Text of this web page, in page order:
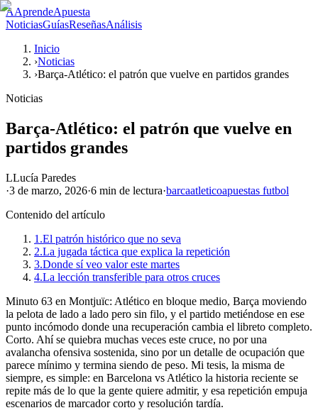
AAprendeApuesta
NoticiasGuíasReseñasAnálisis
Inicio
›Noticias
›Barça-Atlético: el patrón que vuelve en partidos grandes
Noticias
Barça-Atlético: el patrón que vuelve en
partidos grandes
LLucía Paredes
·3 de marzo, 2026·6 min de lectura·barcaatleticoapuestas futbol
Contenido del artículo
1.El patrón histórico que no seva
2.La jugada táctica que explica la repetición
3.Donde sí veo valor este martes
4.La lección transferible para otros cruces
Minuto 63 en Montjuïc: Atlético en bloque medio, Barça moviendo
la pelota de lado a lado pero sin filo, y el partido metiéndose en ese
punto incómodo donde una recuperación cambia el libreto completo.
Corto. Ahí se quiebra muchas veces este cruce, no por una
avalancha ofensiva sostenida, sino por un detalle de ocupación que
parece mínimo y termina siendo de peso. Mi tesis, la misma de
siempre, es simple: en Barcelona vs Atlético la historia reciente se
repite más de lo que la gente quiere admitir, y esa repetición empuja
escenarios de marcador corto y resolución tardía.